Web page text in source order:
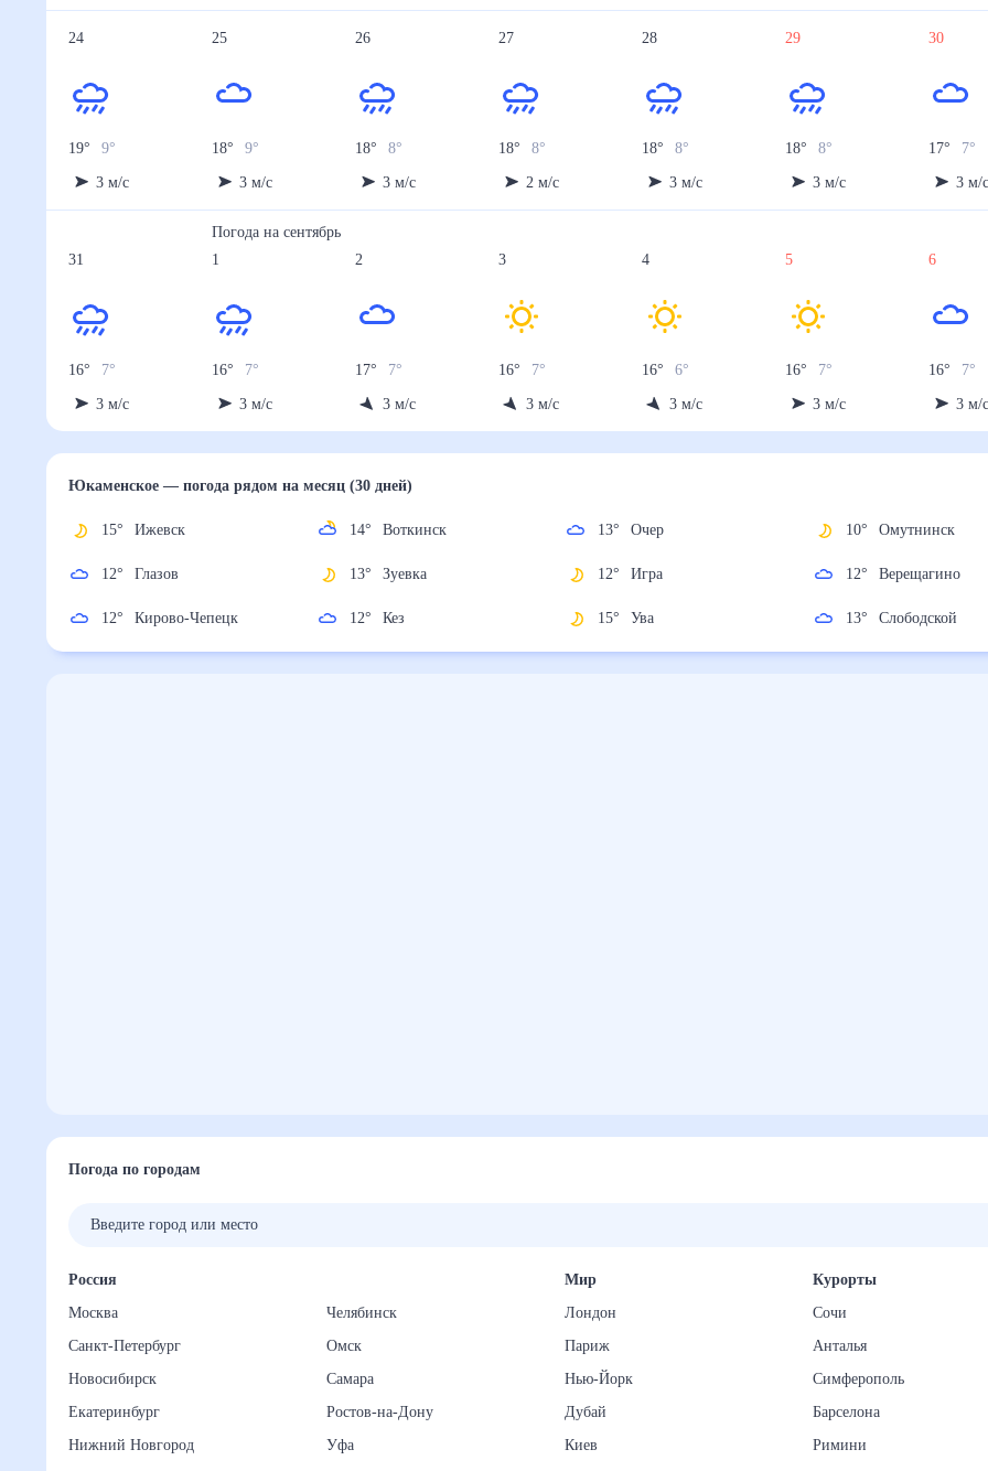
24
19° 9°
3 м/с
25
18° 9°
3 м/с
26
18° 8°
3 м/с
27
18° 8°
2 м/с
28
18° 8°
3 м/с
29
18° 8°
3 м/с
30
17° 7°
3 м/
31
16° 7°
3 м/с
Погода насентябрь
1
16° 7°
3 м/с
2
17° 7°
3 м/с
3
16° 7°
3 м/с
4
16° 6°
3 м/с
5
16° 7°
3 м/с
6
16° 7°
3 м/
Юкаменское— погода рядомна месяц (30 дней)
15° Ижевск
12° Глазов
12° Кирово-Чепецк
14° Воткинск
13° Зуевка
12° Кез
13° Очер
12° Игра
15° Ува
10° Омутнинск
12° Верещагино
13° Слободской
Погода по городам
Россия
Москва
Санкт-Петербург
Новосибирск
Екатеринбург
Нижний Новгород
Челябинск
Омск
Самара
Ростов-на-Дону
Уфа
Мир
Лондон
Париж
Нью-Йорк
Дубай
Киев
Курорты
Сочи
Анталья
Симферополь
Барселона
Римини